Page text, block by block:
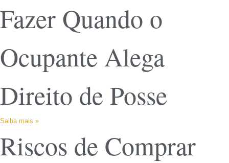
Fazer Quando o
Ocupante Alega
Direito de Posse
Saiba mais »
Riscos de Comprar